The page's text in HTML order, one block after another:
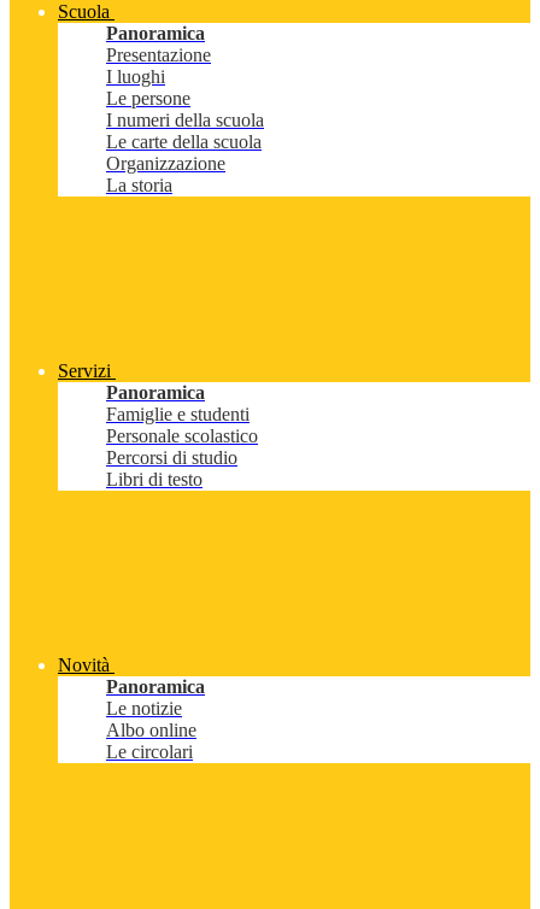
Scuola
Panoramica
Presentazione
I luoghi
Le persone
I numeri della scuola
Le carte della scuola
Organizzazione
La storia
Servizi
Panoramica
Famiglie e studenti
Personale scolastico
Percorsi di studio
Libri di testo
Novità
Panoramica
Le notizie
Albo online
Le circolari